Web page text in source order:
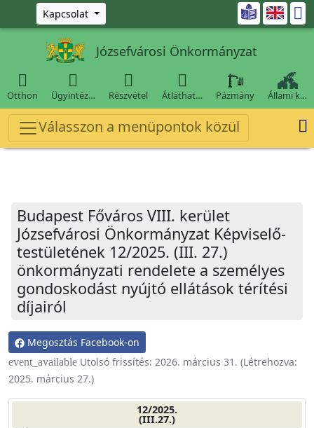
Ugrás a fő tartalomra
Kapcsolat 
Józsefvárosi Önkormányzat

Otthon

Ügyintéz…

Részvétel

Átláthat… Pázmány Állami k…
Válasszon a menüpontok közül 
Budapest Főváros VIII. kerület
Józsefvárosi Önkormányzat Képviselő-
testületének 12/2025. (III. 27.)
önkormányzati rendelete a személyes
gondoskodást nyújtó ellátások térítési
díjairól
Megosztás Facebook-on
event_available Utolsó frissítés: 2026. március 31. (Létrehozva:
2025. március 27.)
12/2025.
(III.27.)